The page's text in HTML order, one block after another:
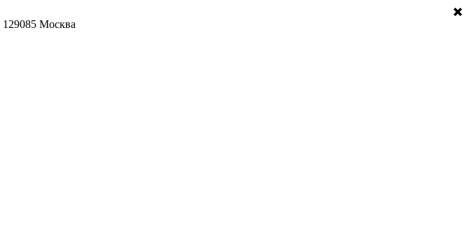
129085 Москва